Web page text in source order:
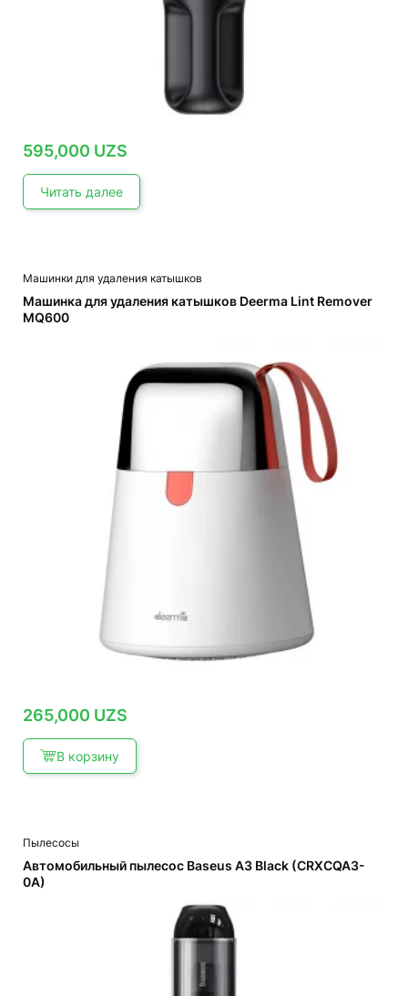
595,000 UZS
Читать далее
Машинки для удаления катышков
Машинка для удаления катышков Deerma Lint Remover
MQ600
265,000 UZS
В корзину
Пылесосы
Автомобильный пылесос Baseus A3 Black (CRXCQA3-
0A)